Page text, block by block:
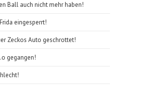
Ball auch nicht mehr haben!
eingesperrt!
Zeckos Auto geschrottet!
gegangen!​